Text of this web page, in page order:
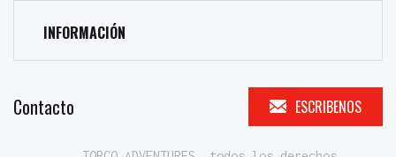
INFORMACIÓN
Contacto ESCRIBENOS